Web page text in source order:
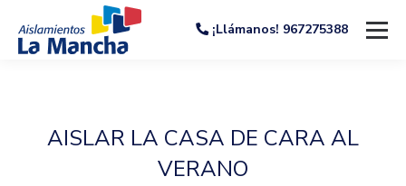
¡Llámanos! 967275388
AISLAR LA CASA DE CARA AL
VERANO